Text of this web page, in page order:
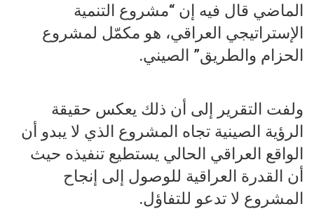
الماضي قال فيه إن “مشروع التنمية
الإستراتيجي العراقي، هو مكمّل لمشروع
الحزام والطريق” الصيني.
ولفت التقرير إلى أن ذلك يعكس حقيقة
الرؤية الصينية تجاه المشروع الذي لا يبدو أن
الواقع العراقي الحالي يستطيع تنفيذه حيث
أن القدرة العراقية للوصول إلى إنجاح
المشروع لا تدعو للتفاؤل.